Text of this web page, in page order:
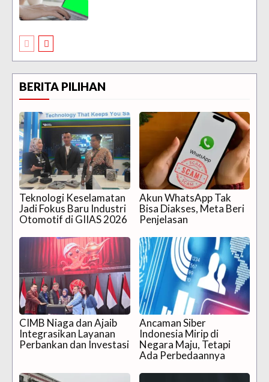
BERITA PILIHAN
Teknologi Keselamatan
Jadi Fokus Baru Industri
Otomotif di GIIAS 2026
Akun WhatsApp Tak
Bisa Diakses, Meta Beri
Penjelasan
CIMB Niaga dan Ajaib
Integrasikan Layanan
Perbankan dan Investasi
Ancaman Siber
Indonesia Mirip di
Negara Maju, Tetapi
Ada Perbedaannya